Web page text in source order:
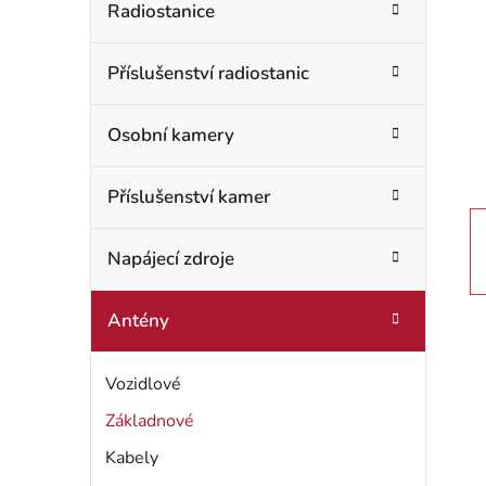
n
n
p
a
n
e
Radiostanice
Příslušenství radiostanic
Osobní kamery
Příslušenství kamer
Napájecí zdroje
Antény
Vozidlové
Základnové
Kabely